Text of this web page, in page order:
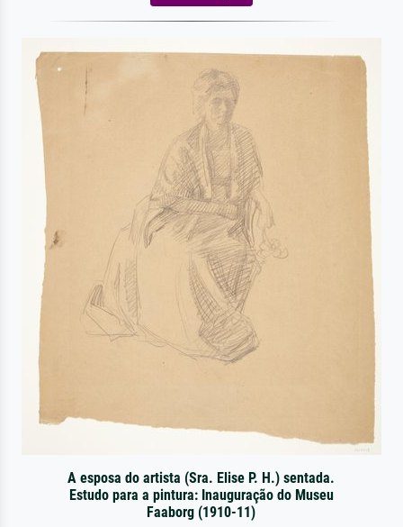
A esposa do artista (Sra. Elise P. H.) sentada.
Estudo para a pintura: Inauguração do Museu
Faaborg (1910-11)